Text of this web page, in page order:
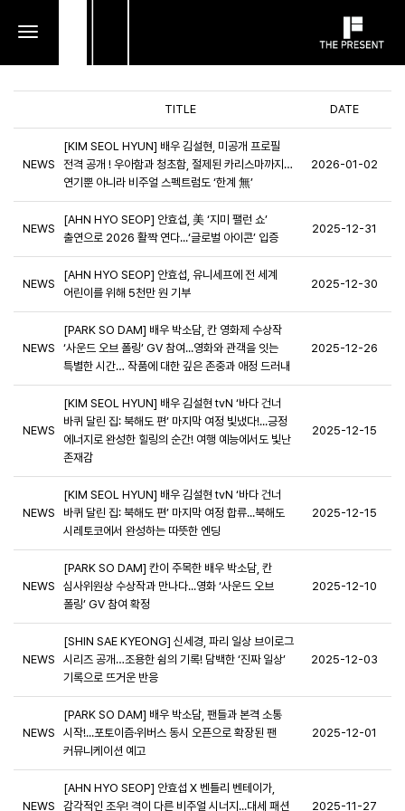
toggle
TITLE DATE
NEWS
[KIM SEOL HYUN] 배우 김설현, 미공개 프로필
전격 공개 ! 우아함과 청초함, 절제된 카리스마까지…
연기뿐 아니라 비주얼 스펙트럼도 ‘한계 無’
2026-01-02
NEWS
[AHN HYO SEOP] 안효섭, 美 ‘지미 팰런 쇼’
출연으로 2026 활짝 연다...‘글로벌 아이콘’ 입증
2025-12-31
NEWS
[AHN HYO SEOP] 안효섭, 유니세프에 전 세계
어린이를 위해 5천만 원 기부
2025-12-30
NEWS
[PARK SO DAM] 배우 박소담, 칸 영화제 수상작
‘사운드 오브 폴링’ GV 참여...영화와 관객을 잇는
특별한 시간… 작품에 대한 깊은 존중과 애정 드러내
2025-12-26
NEWS
[KIM SEOL HYUN] 배우 김설현 tvN ‘바다 건너
바퀴 달린 집: 북해도 편’ 마지막 여정 빛냈다!...긍정
에너지로 완성한 힐링의 순간! 여행 예능에서도 빛난
존재감
2025-12-15
NEWS
[KIM SEOL HYUN] 배우 김설현 tvN ‘바다 건너
바퀴 달린 집: 북해도 편’ 마지막 여정 합류...북해도
시레토코에서 완성하는 따뜻한 엔딩
2025-12-15
NEWS
[PARK SO DAM] 칸이 주목한 배우 박소담, 칸
심사위원상 수상작과 만나다...영화 ‘사운드 오브
폴링’ GV 참여 확정
2025-12-10
NEWS
[SHIN SAE KYEONG] 신세경, 파리 일상 브이로그
시리즈 공개…조용한 쉼의 기록! 담백한 ‘진짜 일상’
기록으로 뜨거운 반응
2025-12-03
NEWS
[PARK SO DAM] 배우 박소담, 팬들과 본격 소통
시작!...포토이즘·위버스 동시 오픈으로 확장된 팬
커뮤니케이션 예고
2025-12-01
NEWS
[AHN HYO SEOP] 안효섭 X 벤틀리 벤테이가,
감각적인 조우! 격이 다른 비주얼 시너지...대세 패션
2025-11-27